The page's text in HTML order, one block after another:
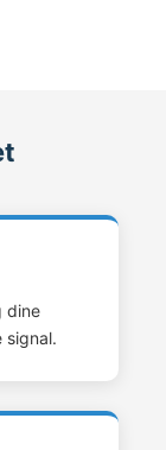
dine
signal.